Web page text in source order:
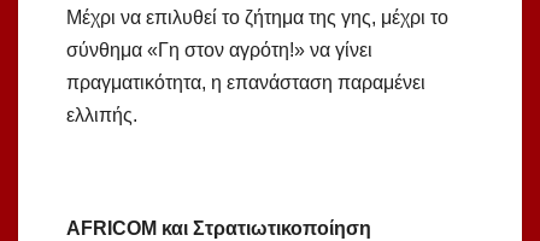
Μέχρι να επιλυθεί το ζήτημα της γης, μέχρι το
σύνθημα «Γη στον αγρότη!» να γίνει
πραγματικότητα, η επανάσταση παραμένει
ελλιπής.
AFRICOM και Στρατιωτικοποίηση